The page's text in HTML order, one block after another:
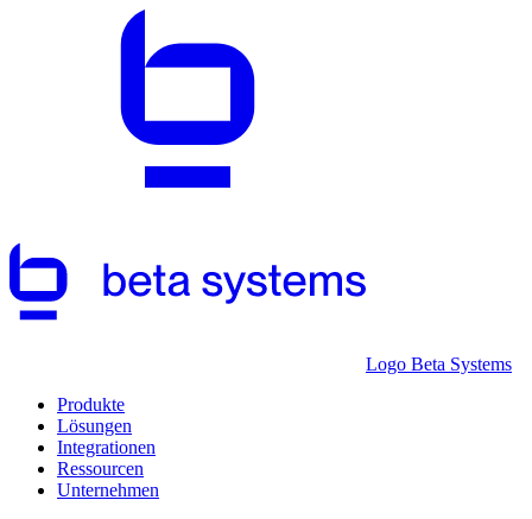
Logo Beta Systems
Produkte
Lösungen
Integrationen
Ressourcen
Unternehmen